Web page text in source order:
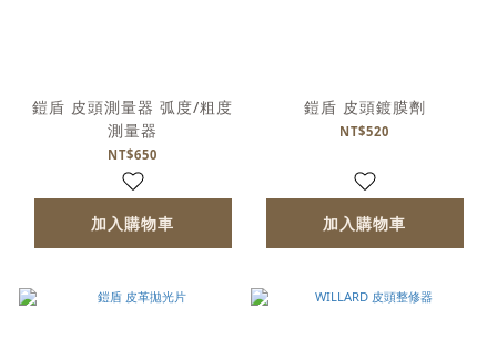
鎧盾 皮頭測量器 弧度/粗度
測量器
NT$650
加入購物車
鎧盾 皮頭鍍膜劑
NT$520
加入購物車